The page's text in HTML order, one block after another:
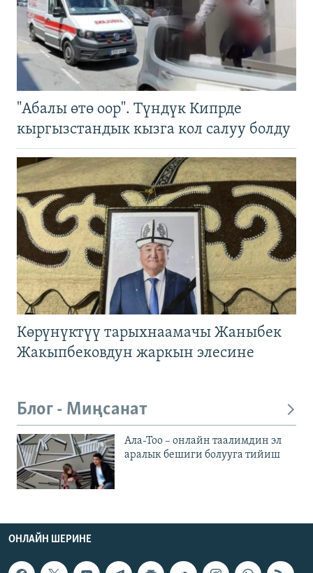
"Абалы өтө оор". Түндүк Кипрде
кыргызстандык кызга кол салуу болду
Көрүнүктүү тарыхнаамачы Жаныбек
Жакыпбековдун жаркын элесине
Блог - Миңсанат
Ала-Тоо – онлайн таалимдин эл
аралык бешиги болууга тийиш
ОНЛАЙН ШЕРИНЕ